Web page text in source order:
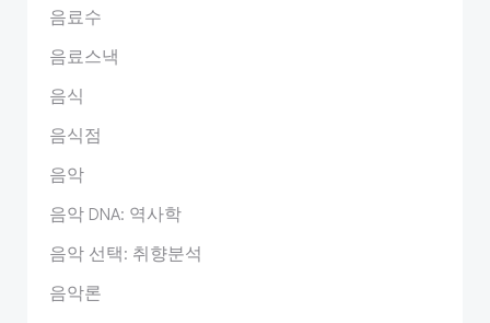
음료수
음료스낵
음식
음식점
음악
음악 DNA: 역사학
음악 선택: 취향분석
음악론